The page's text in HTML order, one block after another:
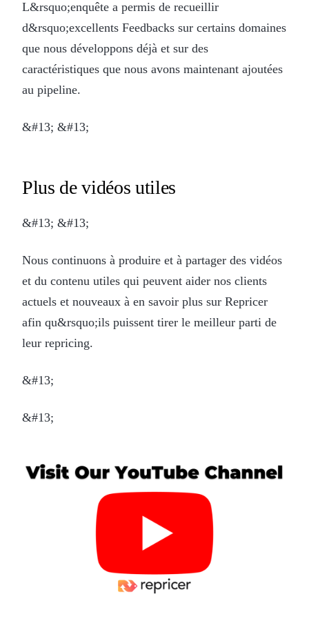
L&rsquo;enquête a permis de recueillir
d&rsquo;excellents Feedbacks sur certains domaines
que nous développons déjà et sur des
caractéristiques que nous avons maintenant ajoutées
au pipeline.
&#13; &#13;
Plus de vidéos utiles
&#13; &#13;
Nous continuons à produire et à partager des vidéos
et du contenu utiles qui peuvent aider nos clients
actuels et nouveaux à en savoir plus sur Repricer
afin qu&rsquo;ils puissent tirer le meilleur parti de
leur repricing.
&#13;
&#13;